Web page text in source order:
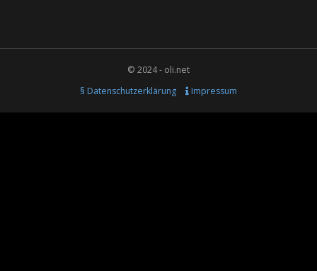
© 2024 - oli.net
§ Datenschutzerklärung
Impressum